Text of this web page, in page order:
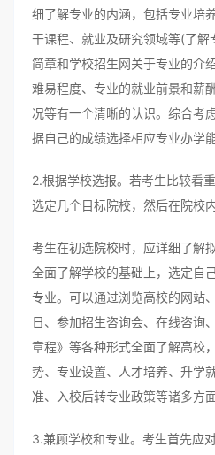
细了解专业的内涵，包括专业培
干课程、就业及研究领域等(了解
简章和学校招生网关于专业的介
难易程度、专业的就业前景和薪
况等有一个清晰的认识。综合考
据自己的成绩选择相应专业办学
2.根据学校选报。若考生比较看
选定几个目标院校，然后在院校
考生在初选院校时，应详细了解
全面了解学校的基础上，选定自
专业。可以通过浏览高校的网站
日、参加招生咨询会、在线咨询
章程》等各种形式全面了解高校
势、专业设置、人才培养、升学
准、入校后转专业政策等诸多方
3.兼顾学校和专业。考生首先应